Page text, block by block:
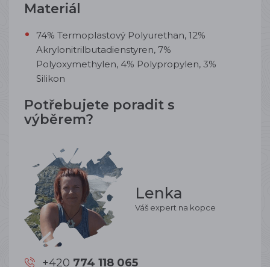
Materiál
74% Termoplastový Polyurethan, 12%
Akrylonitrilbutadienstyren, 7%
Polyoxymethylen, 4% Polypropylen, 3%
Silikon
Potřebujete poradit s
výběrem?
Lenka
Váš expert na kopce
+420 774 118 065